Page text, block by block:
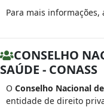
Para mais informações,
CONSELHO
SAÚDE - CONASS
O Conselho Nacional
entidade de direito